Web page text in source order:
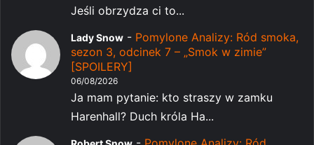
Jeśli obrzydza ci to...
Lady Snow - Pomylone Analizy: Ród smoka,
sezon 3, odcinek 7 – „Smok w zimie”
[SPOILERY]
06/08/2026
Ja mam pytanie: kto straszy w zamku
Harenhall? Duch króla Ha...